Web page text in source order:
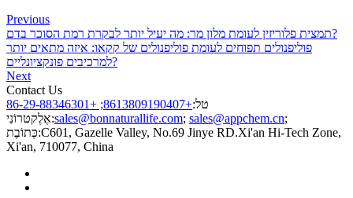
Previous
תמצית פלוריזין לעומת מלון מר: מה יעיל יותר לבקרת רמת הסוכר בדם?
פוליפנולים תפוחים לעומת פוליפנולים של קקאו: איזה מתאים יותר
למרכיבים פונקציונליים?
Next
Contact Us
טל:+8613809190407; +86-29-88346301
אֶלֶקטרוֹנִי:sales@bonnaturallife.com; sales@appchem.cn;
כְּתוֹבֶת:C601, Gazelle Valley, No.69 Jinye RD.Xi'an Hi-Tech Zone,
Xi'an, 710077, China